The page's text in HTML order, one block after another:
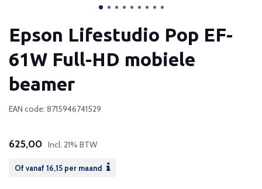
Epson Lifestudio Pop EF-
61W Full-HD mobiele
beamer
EAN code: 8715946741529
625,00 Incl. 21% BTW
Of vanaf 16,15 per maand